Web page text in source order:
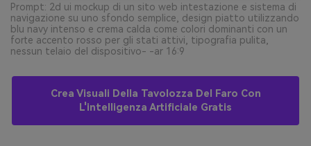
Prompt: 2d ui mockup di un sito web intestazione e sistema di
navigazione su uno sfondo semplice, design piatto utilizzando
blu navy intenso e crema calda come colori dominanti con un
forte accento rosso per gli stati attivi, tipografia pulita,
nessun telaio del dispositivo- -ar 16:9
Crea Visuali Della Tavolozza Del Faro Con
L'intelligenza Artificiale Gratis